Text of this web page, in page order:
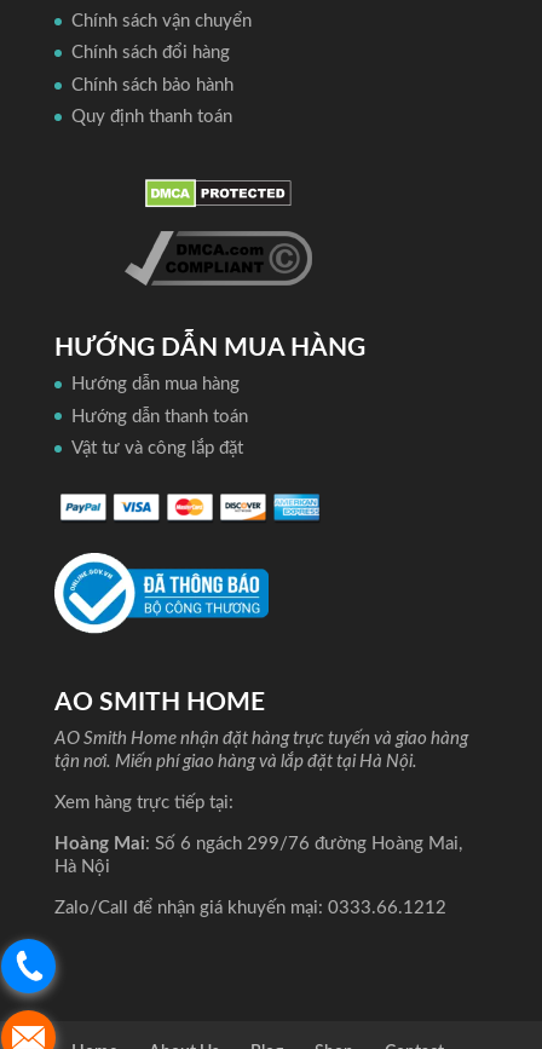
Chính sách vận chuyển
Chính sách đổi hàng
Chính sách bảo hành
Quy định thanh toán
HƯỚNG DẪN MUA HÀNG
Hướng dẫn mua hàng
Hướng dẫn thanh toán
Vật tư và công lắp đặt
AO SMITH HOME
AO Smith Home nhận đặt hàng trực tuyến và giao hàng
tận nơi. Miến phí giao hàng và lắp đặt tại Hà Nội.
Xem hàng trực tiếp tại:
Hoàng Mai: Số 6 ngách 299/76 đường Hoàng Mai,
Hà Nội
Zalo/Call để nhận giá khuyến mại: 0333.66.1212